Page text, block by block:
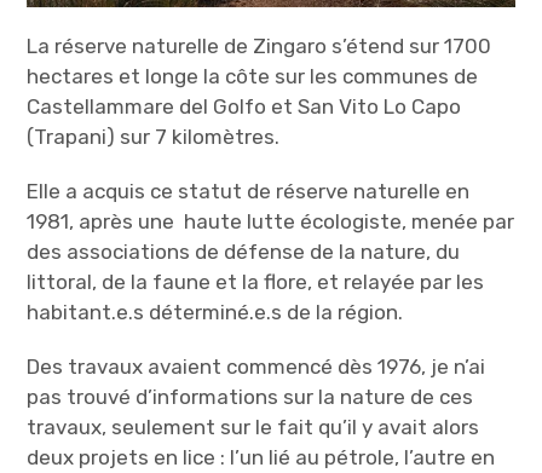
La réserve naturelle de Zingaro s’étend sur 1700
hectares et longe la côte sur les communes de
Castellammare del Golfo et San Vito Lo Capo
(Trapani) sur 7 kilomètres.
Elle a acquis ce statut de réserve naturelle en
1981, après une haute lutte écologiste, menée par
des associations de défense de la nature, du
littoral, de la faune et la flore, et relayée par les
habitant.e.s déterminé.e.s de la région.
Des travaux avaient commencé dès 1976, je n’ai
pas trouvé d’informations sur la nature de ces
travaux, seulement sur le fait qu’il y avait alors
deux projets en lice : l’un lié au pétrole, l’autre en